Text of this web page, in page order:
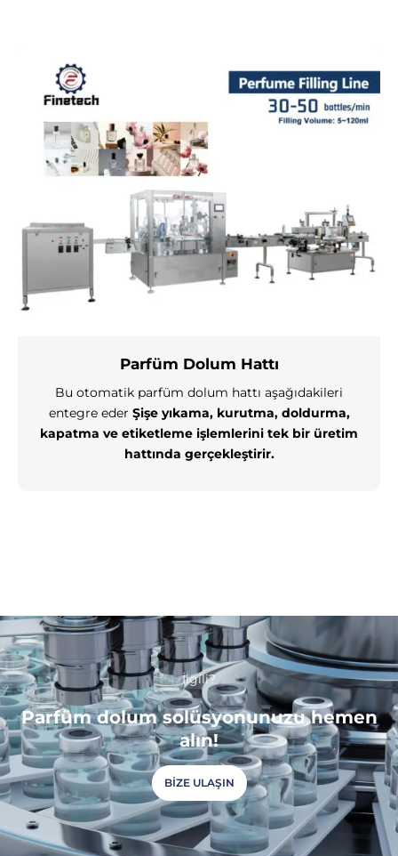
Parfüm Dolum Hattı
Bu otomatik parfüm dolum hattı aşağıdakileri
entegre eder Şişe yıkama, kurutma, doldurma,
kapatma ve etiketleme işlemlerini tek bir üretim
hattında gerçekleştirir.
İlgili?
Parfüm dolum solüsyonunuzu hemen
alın!
BIZE ULAŞIN